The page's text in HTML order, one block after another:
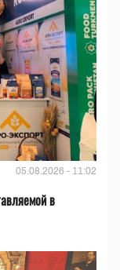
05.08.2026 - 11:02
в